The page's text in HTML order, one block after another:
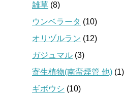
雑草 (8)
ウンベラータ (10)
オリヅルラン (12)
ガジュマル (3)
寄生植物(南蛮煙管 他) (1)
ギボウシ (10)